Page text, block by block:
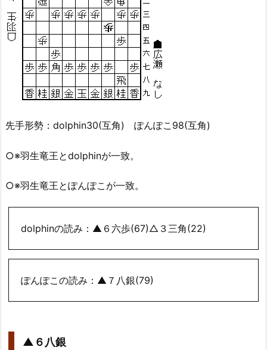
先手形勢：dolphin30(互角) ぽんぽこ98(互角)
○※羽生竜王とdolphinが一致。
○※羽生竜王とぽんぽこが一致。
dolphinの読み：▲６六歩(67)△３三角(22)
ぽんぽこの読み：▲７八銀(79)
▲６八銀